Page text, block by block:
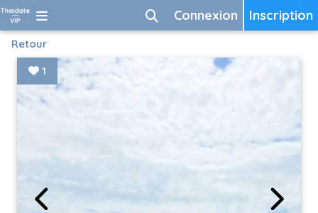
Inscription
Connexion
Retour
1